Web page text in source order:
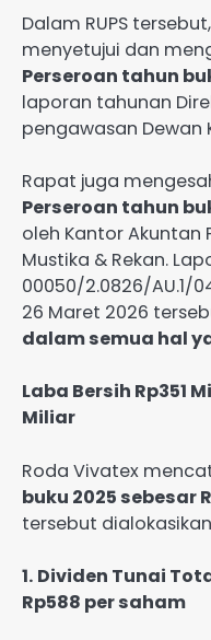
Dalam RUPS
menyetujui dan
Perseroan tahun
laporan tahunan
pengawasan Dewan
Rapat juga
Perseroan tahun
oleh Kantor Akuntan
Mustika & Rekan.
00050/2.0826/AU.1/
26 Maret 2026
dalam semua hal
Laba Bersih Rp351
Miliar
Roda Vivatex
buku 2025 sebesar
tersebut
1. Dividen Tunai
Rp588 per saham